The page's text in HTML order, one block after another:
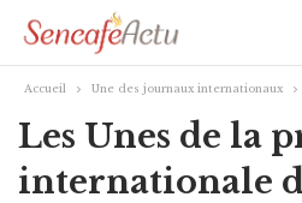
Accueil Une des journaux internationaux
Les Unes de la
internationale